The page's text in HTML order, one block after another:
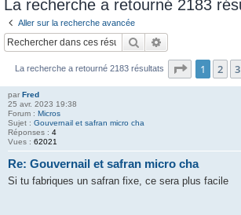
La recherche a retourné 2183
Aller sur la recherche avancée
Rechercher
La recherche a retourné 2183 résultats Page 1sur
1 2 3
par Fred
25 avr. 2023 19:38
Forum : Micros
Sujet : Gouvernail et safran micro cha
Réponses : 4
Vues : 62021
Re: Gouvernail et safran micro cha
Si tu fabriques un safran fixe, ce sera plus facile